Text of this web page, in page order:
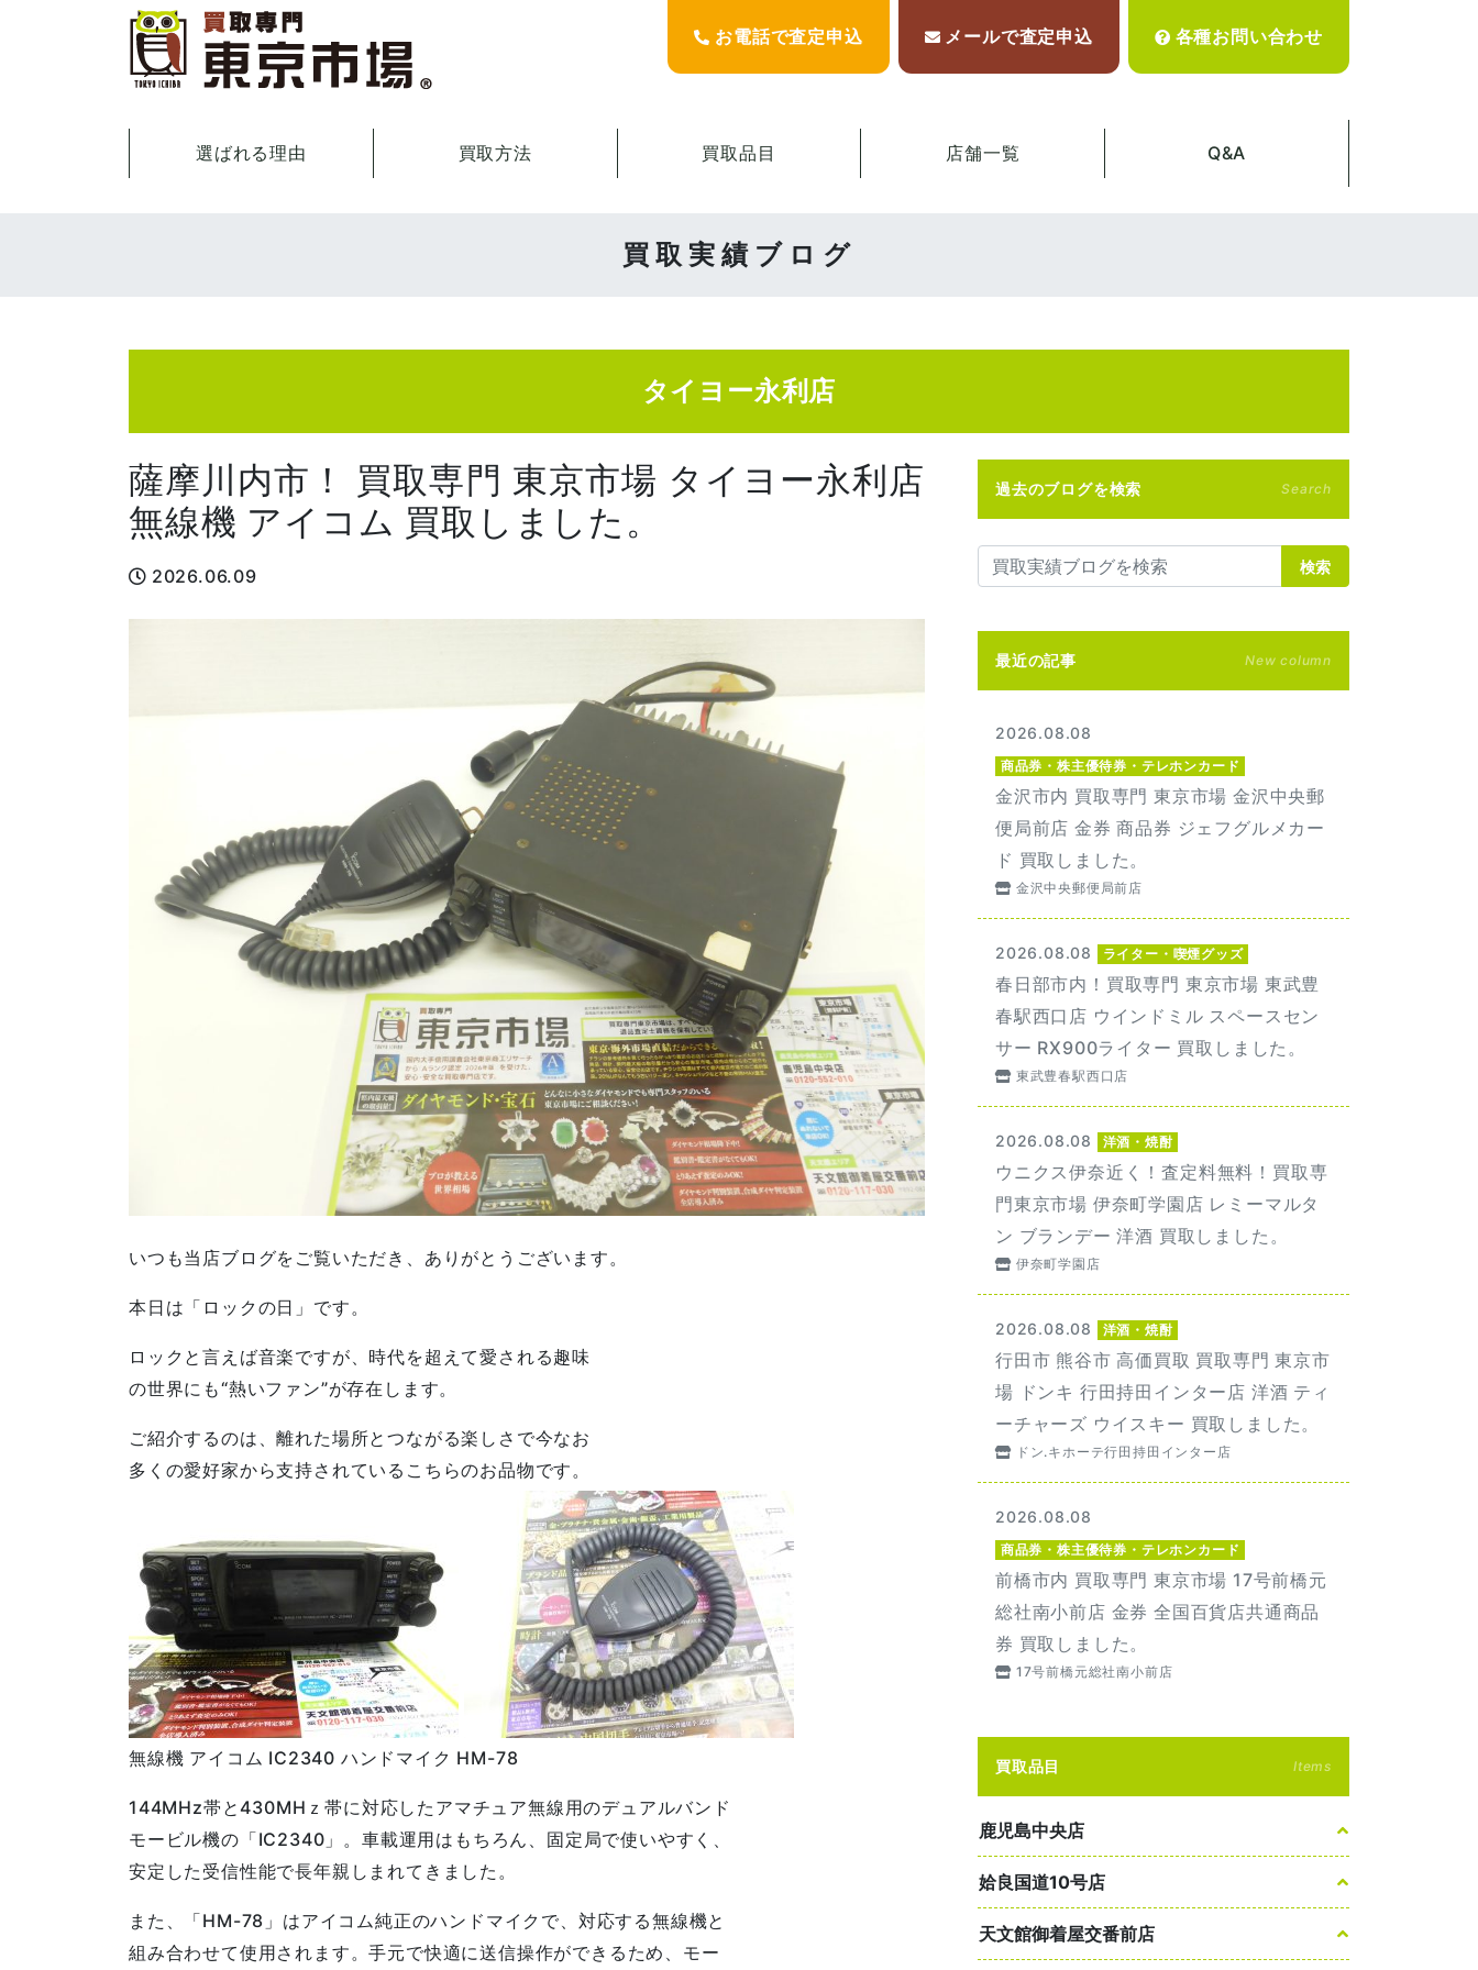
お電話で査定申込 メールで査定申込 各種お問い合わせ
選ばれる理由 買取方法 買取品目 店舗一覧 Q&A
買取実績ブログ
タイヨー永利店
薩摩川内市！ 買取専門 東京市場 タイヨー永利店
無線機 アイコム 買取しました。
2026.06.09
いつも当店ブログをご覧いただき、ありがとうございます。
本日は「ロックの日」です。
ロックと言えば音楽ですが、時代を超えて愛される趣味
の世界にも“熱いファン”が存在します。
ご紹介するのは、離れた場所とつながる楽しさで今なお
多くの愛好家から支持されているこちらのお品物です。
無線機 アイコム IC2340 ハンドマイク HM-78
144MHz帯と430MHｚ帯に対応したアマチュア無線用のデュアルバンド
モービル機の「IC2340」。車載運用はもちろん、固定局で使いやすく、
安定した受信性能で長年親しまれてきました。
また、「HM-78」はアイコム純正のハンドマイクで、対応する無線機と
組み合わせて使用されます。手元で快適に送信操作ができるため、モー
過去のブログを検索 Search
検索
最近の記事 New column
2026.08.08
商品券・株主優待券・テレホンカード
金沢市内 買取専門 東京市場 金沢中央郵
便局前店 金券 商品券 ジェフグルメカー
ド 買取しました。
金沢中央郵便局前店
2026.08.08 ライター・喫煙グッズ
春日部市内！買取専門 東京市場 東武豊
春駅西口店 ウインドミル スペースセン
サー RX900ライター 買取しました。
東武豊春駅西口店
2026.08.08 洋酒・焼酎
ウニクス伊奈近く！査定料無料！買取専
門東京市場 伊奈町学園店 レミーマルタ
ン ブランデー 洋酒 買取しました。
伊奈町学園店
2026.08.08 洋酒・焼酎
行田市 熊谷市 高価買取 買取専門 東京市
場 ドンキ 行田持田インター店 洋酒 ティ
ーチャーズ ウイスキー 買取しました。
ドン.キホーテ行田持田インター店
2026.08.08
商品券・株主優待券・テレホンカード
前橋市内 買取専門 東京市場 17号前橋元
総社南小前店 金券 全国百貨店共通商品
券 買取しました。
17号前橋元総社南小前店
買取品目 Items
鹿児島中央店
姶良国道10号店
天文館御着屋交番前店